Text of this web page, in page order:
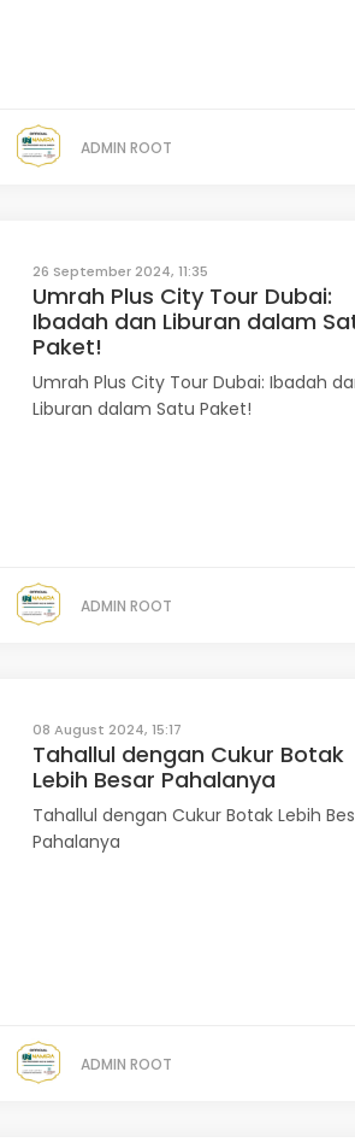
ADMIN ROOT
26 September 2024, 11:35
Umrah Plus City Tour Dubai:
Ibadah dan Liburan dalam
Paket!
Umrah Plus City Tour Dubai: Ibadah
Liburan dalam Satu Paket!
ADMIN ROOT
08 August 2024, 15:17
Tahallul dengan Cukur Botak
Lebih Besar Pahalanya
Tahallul dengan Cukur Botak Lebih
Pahalanya
ADMIN ROOT